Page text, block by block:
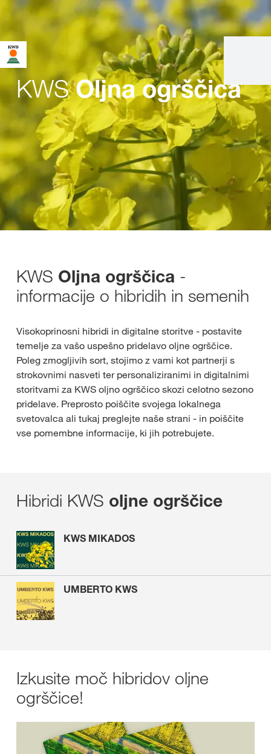
KWSOljna ogrščica
KWS Oljna ogrščica -
informacije o hibridih in semenih
Visokoprinosni hibridi in digitalne storitve - postavite
temelje za vašo uspešno pridelavo oljne ogrščice.
Poleg zmogljivih sort, stojimo z vami kot partnerji s
strokovnimi nasveti ter personaliziranimi in digitalnimi
storitvami za KWS oljno ogrščico skozi celotno sezono
pridelave. Preprosto poiščite svojega lokalnega
svetovalca ali tukaj preglejte naše strani - in poiščite
vse pomembne informacije, ki jih potrebujete.
Hibridi KWS oljne ogrščice
KWS MIKADOS
UMBERTO KWS
Izkusite moč hibridov oljne
ogrščice!